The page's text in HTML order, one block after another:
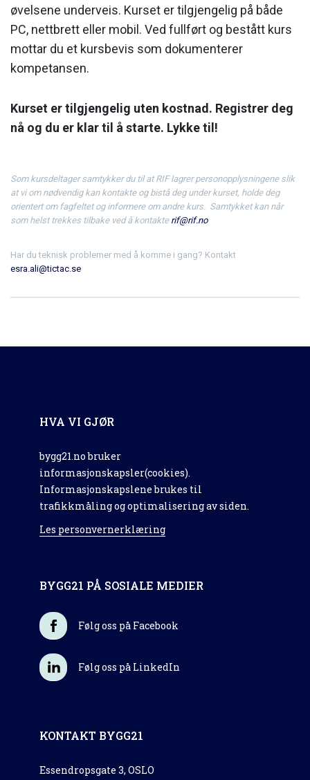
øvelsene underveis. Kurset er tilgjengelig på både
PC, nettbrett eller mobil. Ved fullført og bestått kurs
mottar du et kursbevis som dokumenterer
kompetansen.
Kurset er tilgjengelig uten kostnad. Registrer deg
nå og du er klar til å starte. Lykke til!
Som kursdeltager samtykker du til at RIF lagrer personopplysningene slik
at vi om nødvendig kan kontakte og bistå deg under kurset, holde deg
orientert om fagfeltet og informere om andre kurs. Samtykket kan når
som helst trekkes tilbake ved å kontakte rif@rif.no
Har du teknisk problemer med å komme i gang? Kontakt
esra.ali@tictac.se
HVA VI GJØR
bygg21.no bruker
informasjonskapsler(cookies).
Informasjonskapslene brukes til
trafikkmåling og optimalisering av siden.
Les personvernerklæring
BYGG21 PÅ SOSIALE MEDIER
Følg oss på Facebook
Følg oss på LinkedIn
KONTAKT BYGG21
Essendropsgate 3, OSLO